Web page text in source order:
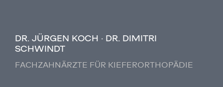
DR. JÜRGEN KOCH · DR. DIMITRI
SCHWINDT
FACHZAHNÄRZTE FÜR KIEFERORTHOPÄDIE